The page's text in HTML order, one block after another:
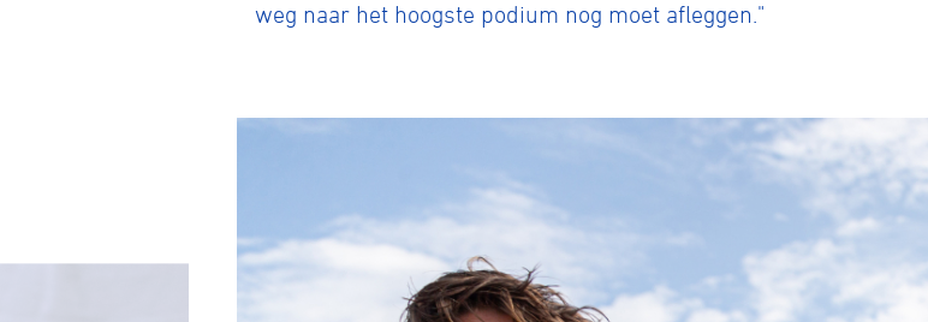
weg naar het hoogste podium nog moet afleggen."